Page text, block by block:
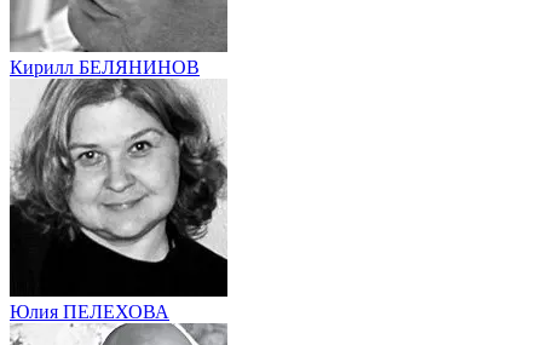
Кирилл БЕЛЯНИНОВ
Юлия ПЕЛЕХОВА